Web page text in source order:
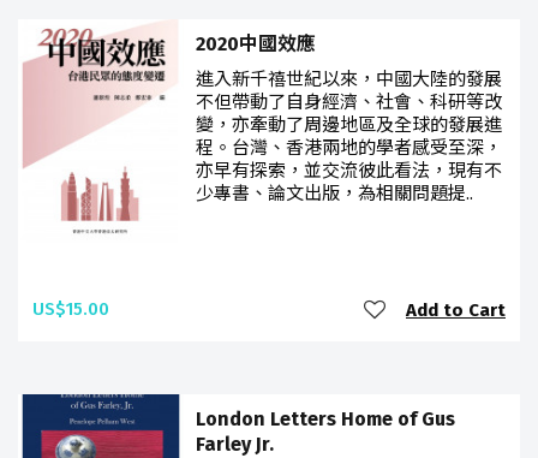
2020中國效應
進入新千禧世紀以來，中國大陸的發展
不但帶動了自身經濟、社會、科研等改
變，亦牽動了周邊地區及全球的發展進
程。台灣、香港兩地的學者感受至深，
亦早有探索，並交流彼此看法，現有不
少專書、論文出版，為相關問題提..
US$15.00 Add to Cart
London Letters Home of Gus
Farley Jr.